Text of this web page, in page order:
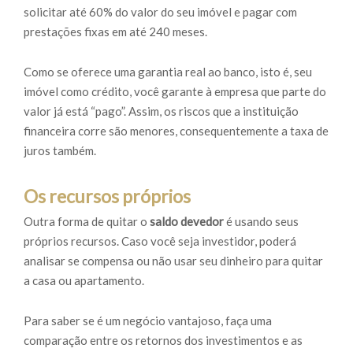
solicitar até 60% do valor do seu imóvel e pagar com
prestações fixas em até 240 meses.
Como se oferece uma garantia real ao banco, isto é, seu
imóvel como crédito, você garante à empresa que parte do
valor já está “pago”. Assim, os riscos que a instituição
financeira corre são menores, consequentemente a taxa de
juros também.
Os recursos próprios
Outra forma de quitar o saldo devedoré usando seus
próprios recursos. Caso você seja investidor, poderá
analisar se compensa ou não usar seu dinheiro para quitar
a casa ou apartamento.
Para saber se é um negócio vantajoso, faça uma
comparação entre os retornos dos investimentos e as